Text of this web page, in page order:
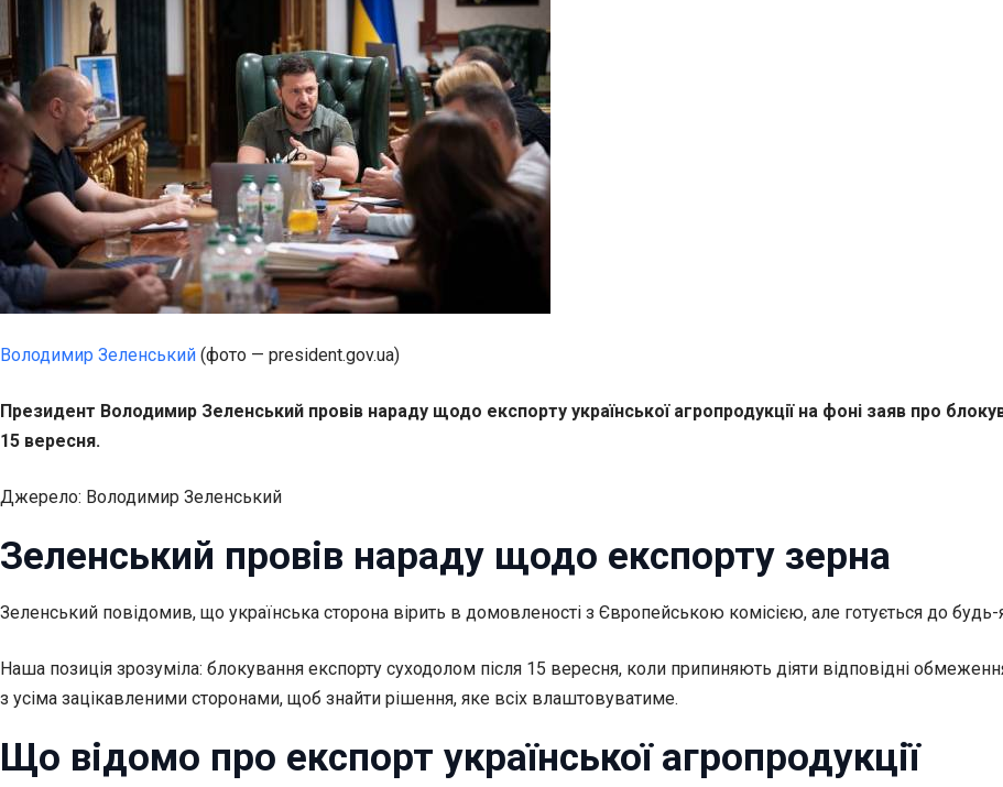
Володимир Зеленський (фото — president.gov.ua)
Президент Володимир Зеленський провів нараду щодо експорту української агропродукції на фоні заяв про
15 вересня.
Джерело: Володимир Зеленський
Зеленський провів нараду щодо експорту зерна
Зеленський повідомив, що українська сторона вірить в домовленості з Європейською комісією, але готується до будь-
Наша позиція зрозуміла: блокування експорту суходолом після 15 вересня, коли припиняють діяти відповідні
з усіма зацікавленими сторонами, щоб знайти рішення, яке всіх влаштовуватиме.
Що відомо про експорт української агропродукції